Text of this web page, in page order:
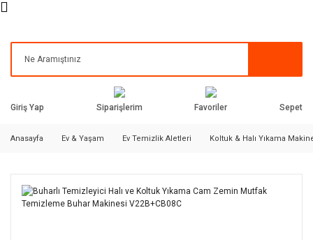
Giriş Yap Siparişlerim Favoriler Sepet
Anasayfa Ev & Yaşam Ev Temizlik Aletleri Koltuk & Halı Yıkama